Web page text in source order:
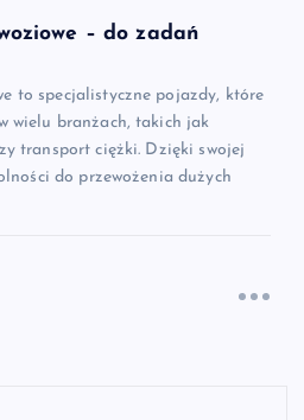
– do zadań
to specjalistyczne pojazdy, które
wielu branżach, takich jak
transport ciężki. Dzięki swojej
do przewożenia dużych